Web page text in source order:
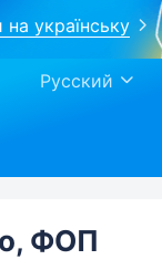
українську
Русский
ФОП